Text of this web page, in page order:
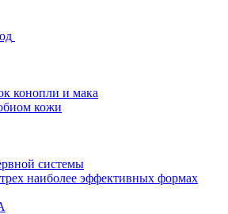
конопли и мака
кожи
системы
наиболее эффективных формах